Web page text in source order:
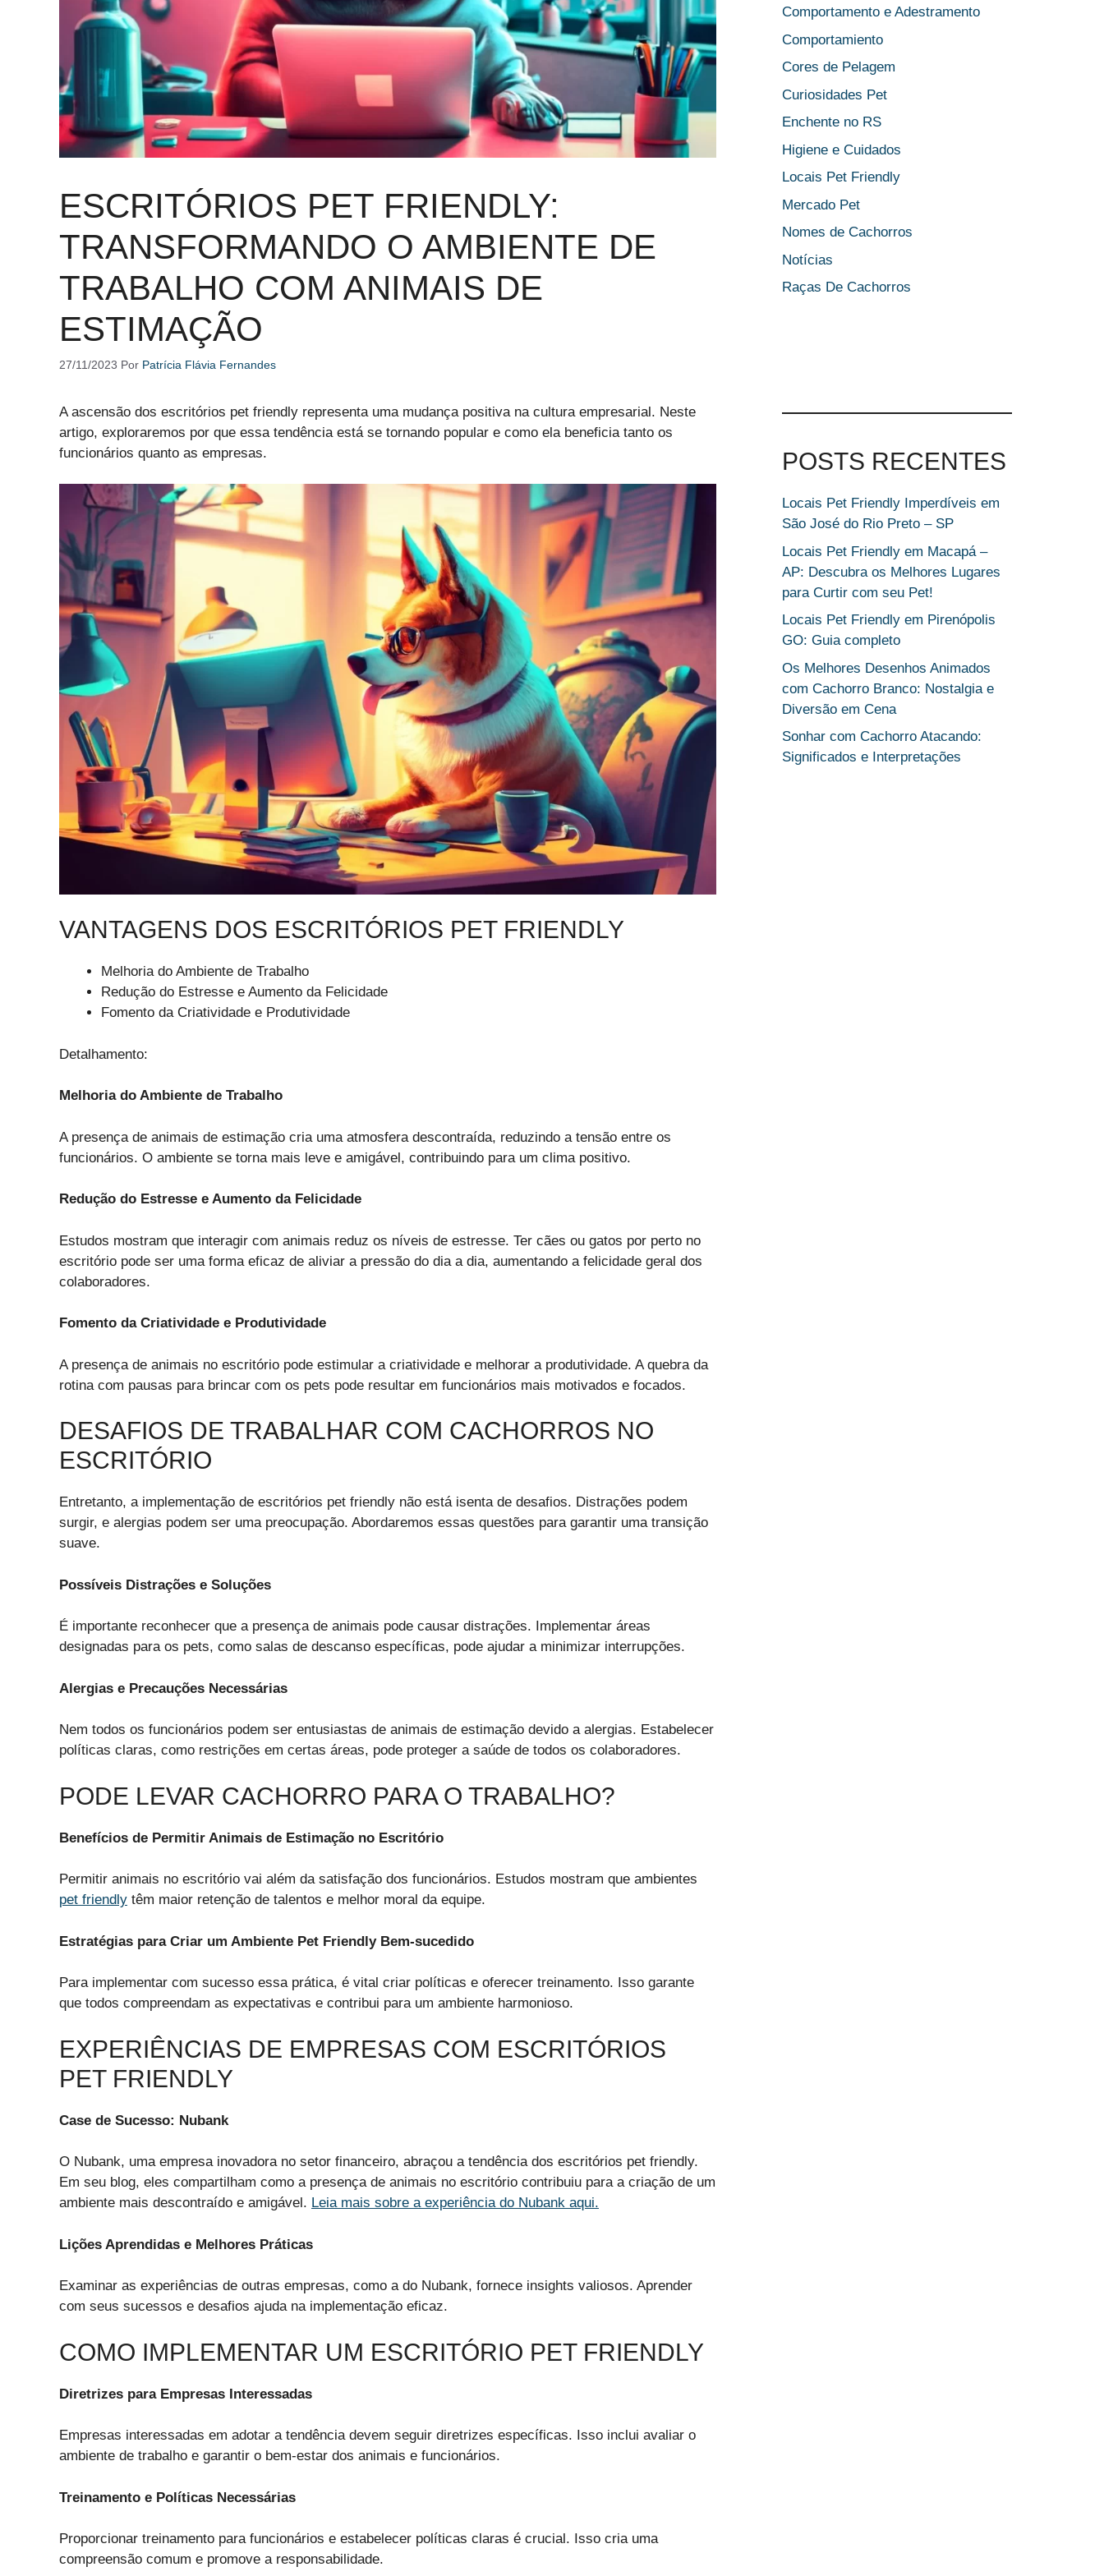
ESCRITÓRIOS PET FRIENDLY:
TRANSFORMANDO O AMBIENTE DE
TRABALHO COM ANIMAIS DE
ESTIMAÇÃO
27/11/2023 Por Patrícia Flávia Fernandes
A ascensão dos escritórios pet friendly representa uma mudança positiva na cultura empresarial. Neste
artigo, exploraremos por que essa tendência está se tornando popular e como ela beneficia tanto os
funcionários quanto as empresas.
VANTAGENS DOS ESCRITÓRIOS PET FRIENDLY
Melhoria do Ambiente de Trabalho
Redução do Estresse e Aumento da Felicidade
Fomento da Criatividade e Produtividade
Detalhamento:
Melhoria do Ambiente de Trabalho
A presença de animais de estimação cria uma atmosfera descontraída, reduzindo a tensão entre os
funcionários. O ambiente se torna mais leve e amigável, contribuindo para um clima positivo.
Redução do Estresse e Aumento da Felicidade
Estudos mostram que interagir com animais reduz os níveis de estresse. Ter cães ou gatos por perto no
escritório pode ser uma forma eficaz de aliviar a pressão do dia a dia, aumentando a felicidade geral dos
colaboradores.
Fomento da Criatividade e Produtividade
A presença de animais no escritório pode estimular a criatividade e melhorar a produtividade. A quebra da
rotina com pausas para brincar com os pets pode resultar em funcionários mais motivados e focados.
DESAFIOS DE TRABALHAR COM CACHORROS NO
ESCRITÓRIO
Entretanto, a implementação de escritórios pet friendly não está isenta de desafios. Distrações podem
surgir, e alergias podem ser uma preocupação. Abordaremos essas questões para garantir uma transição
suave.
Possíveis Distrações e Soluções
É importante reconhecer que a presença de animais pode causar distrações. Implementar áreas
designadas para os pets, como salas de descanso específicas, pode ajudar a minimizar interrupções.
Alergias e Precauções Necessárias
Nem todos os funcionários podem ser entusiastas de animais de estimação devido a alergias. Estabelecer
políticas claras, como restrições em certas áreas, pode proteger a saúde de todos os colaboradores.
PODE LEVAR CACHORRO PARA O TRABALHO?
Benefícios de Permitir Animais de Estimação no Escritório
Permitir animais no escritório vai além da satisfação dos funcionários. Estudos mostram que ambientes
pet friendly têm maior retenção de talentos e melhor moral da equipe.
Estratégias para Criar um Ambiente Pet Friendly Bem-sucedido
Para implementar com sucesso essa prática, é vital criar políticas e oferecer treinamento. Isso garante
que todos compreendam as expectativas e contribui para um ambiente harmonioso.
EXPERIÊNCIAS DE EMPRESAS COM ESCRITÓRIOS
PET FRIENDLY
Case de Sucesso: Nubank
O Nubank, uma empresa inovadora no setor financeiro, abraçou a tendência dos escritórios pet friendly.
Em seu blog, eles compartilham como a presença de animais no escritório contribuiu para a criação de um
ambiente mais descontraído e amigável. Leia mais sobre a experiência do Nubank aqui.
Lições Aprendidas e Melhores Práticas
Examinar as experiências de outras empresas, como a do Nubank, fornece insights valiosos. Aprender
com seus sucessos e desafios ajuda na implementação eficaz.
COMO IMPLEMENTAR UM ESCRITÓRIO PET FRIENDLY
Diretrizes para Empresas Interessadas
Empresas interessadas em adotar a tendência devem seguir diretrizes específicas. Isso inclui avaliar o
ambiente de trabalho e garantir o bem-estar dos animais e funcionários.
Treinamento e Políticas Necessárias
Proporcionar treinamento para funcionários e estabelecer políticas claras é crucial. Isso cria uma
compreensão comum e promove a responsabilidade.
Comportamento e Adestramento
Comportamiento
Cores de Pelagem
Curiosidades Pet
Enchente no RS
Higiene e Cuidados
Locais Pet Friendly
Mercado Pet
Nomes de Cachorros
Notícias
Raças De Cachorros
POSTS RECENTES
Locais Pet Friendly Imperdíveis em
São José do Rio Preto – SP
Locais Pet Friendly em Macapá –
AP: Descubra os Melhores Lugares
para Curtir com seu Pet!
Locais Pet Friendly em Pirenópolis
GO: Guia completo
Os Melhores Desenhos Animados
com Cachorro Branco: Nostalgia e
Diversão em Cena
Sonhar com Cachorro Atacando:
Significados e Interpretações